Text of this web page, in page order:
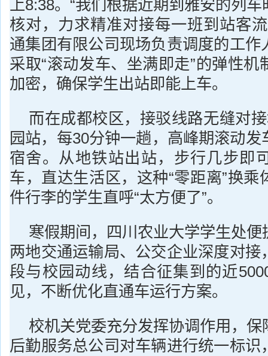
上8:38。“我们根据近期到雅安的列
核对，力求精准对接每一班到站客
通集团有限公司现场负责调度的工作
采取“滚动发车、坐满即走”的弹性机
加密，确保学生出站即能上车。
而在成都校区，接驳线路无缝对
园站，每30分钟一趟，高峰期滚动
宿舍。从地铁站出站，步行几步即
车，直达生活区，这种“零距离”换乘
件行李的学生直呼“太方便了”。
寒假期间，四川农业大学学生处
两地交通运输局、公交企业深度对接
段与校园动线，结合征集到的近
见，不断优化直通车运行方案。
校机关党委充分发挥协调作用，
后勤服务总公司对车辆进行统一标识